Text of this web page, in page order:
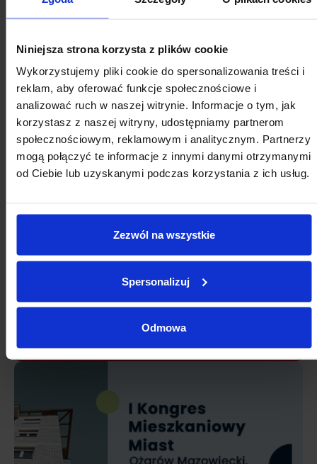
Niniejsza strona korzysta z plików cookie
Wykorzystujemy pliki cookie do spersonalizowania treści i
reklam, aby oferować funkcje społecznościowe i
analizować ruch w naszej witrynie. Informacje o tym, jak
korzystasz z naszej witryny, udostępniamy partnerom
społecznościowym, reklamowym i analitycznym. Partnerzy
mogą połączyć te informacje z innymi danymi otrzymanymi
od Ciebie lub uzyskanymi podczas korzystania z ich usług.
Zezwól na wszystkie
Spersonalizuj
Odmowa
2026
SIERPIEŃ
Pon Wt Śr Cz Pt So
Nd
3 4 5 6 7 8 9
24 25 26 27 28 29 30
3